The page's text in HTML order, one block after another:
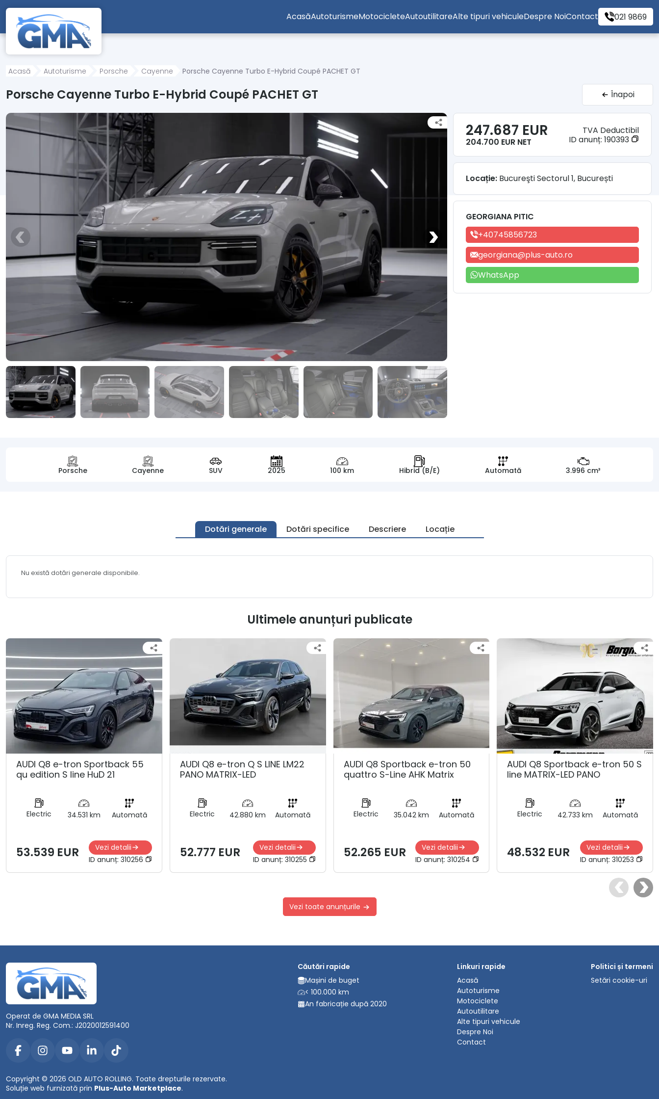
Mergi direct la conținutul principal
AcasăAutoturismeMotocicleteAutoutilitareAlte tipuri vehiculeDespre NoiContact 021 9869
Acasă Autoturisme Porsche Cayenne Porsche Cayenne Turbo E-Hybrid Coupé PACHET GT
Porsche Cayenne Turbo E-Hybrid Coupé PACHET GT Înapoi
Porsche Cayenne SUV 2025 100 km Hibrid (B/E) Automată 3.996 cm³
Dotări generale Dotări specifice Descriere Locație
Nu există dotări generale disponibile.
247.687 EUR
204.700 EUR NET
TVA Deductibil
ID anunț: 190393
Locație: Bucureşti Sectorul 1, București
GEORGIANA PITIC
+40745856723
georgiana@plus-auto.ro
WhatsApp
Ultimele anunțuri publicate
AUDI Q8 e-tron Sportback 55
qu edition S line HuD 21
Electric 34.531 km Automată
53.539 EUR
Vezi detalii
ID anunț: 310256
AUDI Q8 e-tron Q S LINE LM22
PANO MATRIX-LED
Electric 42.880 km Automată
52.777 EUR
Vezi detalii
ID anunț: 310255
AUDI Q8 Sportback e-tron 50
quattro S-Line AHK Matrix
Electric 35.042 km Automată
52.265 EUR
Vezi detalii
ID anunț:310254
AUDI Q8 Sportback e-tron 50 S
line MATRIX-LED PANO
Electric 42.733 km Automată
48.532 EUR
Vezi detalii
ID anunț: 310253
Vezi toate anunțurile
Operat de GMA MEDIA SRL
Nr. Inreg. Reg. Com.: J2020012591400
Copyright © 2026 OLD AUTO ROLLING. Toate drepturile rezervate.
Soluție web furnizată prin Plus-Auto Marketplace.
Căutări rapide
Mașini de buget
< 100.000 km
An fabricație după 2020
Linkuri rapide
Acasă
Autoturisme
Motociclete
Autoutilitare
Alte tipuri vehicule
Despre Noi
Contact
Politici și termeni
Setări cookie-uri